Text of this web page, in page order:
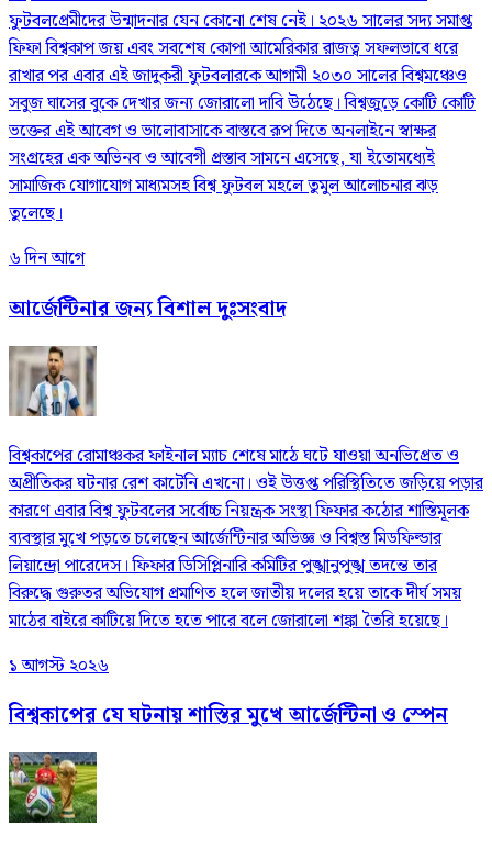
ফুটবলপ্রেমীদের উন্মাদনার যেন কোনো শেষ নেই। ২০২৬ সালের সদ্য সমাপ্ত
ফিফা বিশ্বকাপ জয় এবং সবশেষ কোপা আমেরিকার রাজত্ব সফলভাবে ধরে
রাখার পর এবার এই জাদুকরী ফুটবলারকে আগামী ২০৩০ সালের বিশ্বমঞ্চেও
সবুজ ঘাসের বুকে দেখার জন্য জোরালো দাবি উঠেছে। বিশ্বজুড়ে কোটি কোটি
ভক্তের এই আবেগ ও ভালোবাসাকে বাস্তবে রূপ দিতে অনলাইনে স্বাক্ষর
সংগ্রহের এক অভিনব ও আবেগী প্রস্তাব সামনে এসেছে, যা ইতোমধ্যেই
সামাজিক যোগাযোগ মাধ্যমসহ বিশ্ব ফুটবল মহলে তুমুল আলোচনার ঝড়
তুলেছে।
৬ দিন আগে
আর্জেন্টিনার জন্য বিশাল দুঃসংবাদ
বিশ্বকাপের রোমাঞ্চকর ফাইনাল ম্যাচ শেষে মাঠে ঘটে যাওয়া অনভিপ্রেত ও
অপ্রীতিকর ঘটনার রেশ কাটেনি এখনো। ওই উত্তপ্ত পরিস্থিতিতে জড়িয়ে পড়ার
কারণে এবার বিশ্ব ফুটবলের সর্বোচ্চ নিয়ন্ত্রক সংস্থা ফিফার কঠোর শাস্তিমূলক
ব্যবস্থার মুখে পড়তে চলেছেন আর্জেন্টিনার অভিজ্ঞ ও বিশ্বস্ত মিডফিল্ডার
লিয়ান্দ্রো পারেদেস। ফিফার ডিসিপ্লিনারি কমিটির পুঙ্খানুপুঙ্খ তদন্তে তার
বিরুদ্ধে গুরুতর অভিযোগ প্রমাণিত হলে জাতীয় দলের হয়ে তাকে দীর্ঘ সময়
মাঠের বাইরে কাটিয়ে দিতে হতে পারে বলে জোরালো শঙ্কা তৈরি হয়েছে।
১ আগস্ট ২০২৬
বিশ্বকাপের যে ঘটনায় শাস্তির মুখে আর্জেন্টিনা ও স্পেন